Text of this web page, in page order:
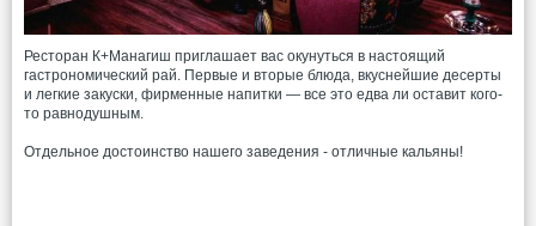
Ресторан К+Манагиш приглашает вас окунуться в настоящий
гастрономический рай. Первые и вторые блюда, вкуснейшие десерты
и легкие закуски, фирменные напитки — все это едва ли оставит кого-
то равнодушным.
Отдельное достоинство нашего заведения - отличные кальяны!